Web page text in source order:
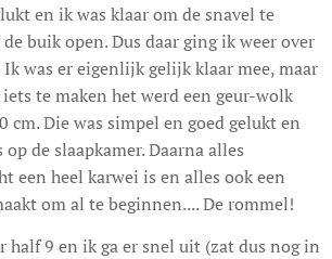
en ik was klaar om de snavel te
buik open. Dus daar ging ik weer over
was er eigenlijk gelijk klaar mee, maar
te maken het werd een geur-wolk
cm. Die was simpel en goed gelukt en
de slaapkamer. Daarna alles
een heel karwei is en alles ook een
om al te beginnen.... De rommel!
half 9 en ik ga er snel uit (zat dus nog in